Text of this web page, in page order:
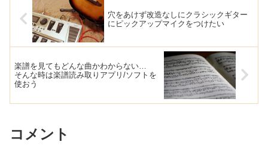
穴をあけず改造なしにクラシックギター
にピックアップマイクをつけたい
楽譜を見てもどんな曲かわからない…
そんな時は楽譜読み取りアプリ/ソフトを
使おう
コメント